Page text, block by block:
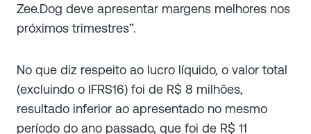
Zee.Dog deve apresentar margens melhores nos
próximos trimestres”.
No que diz respeito ao lucro líquido, o valor total
(excluindo o IFRS16) foi de R$ 8 milhões,
resultado inferior ao apresentado no mesmo
período do ano passado, que foi de R$ 11